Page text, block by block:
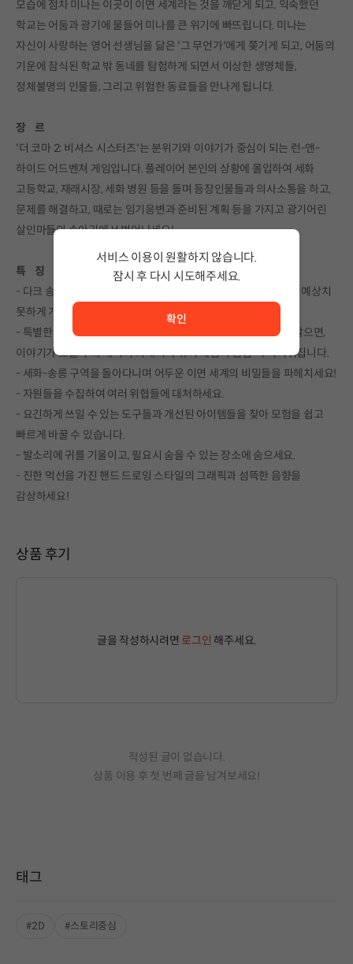
모습에 점차 미나는 이곳이 이면 세계라는 것을 깨닫게 되고, 익숙했던
학교는 어둠과 광기에 물들어 미나를 큰 위기에 빠뜨립니다. 미나는
자신이 사랑하는 영어 선생님을 닮은 '그 무언가'에게 쫒기게 되고, 어둠의
기운에 잠식된 학교 밖 동네를 탐험하게 되면서 이상한 생명체들,
정체불명의 인물들, 그리고 위험한 동료들을 만나게 됩니다.
장 르
'더 코마 2: 비셔스 시스터즈'는 분위기와 이야기가 중심이 되는 런-앤-
하이드 어드벤쳐 게임입니다. 플레이어 본인의 상황에 몰입하여 세화
고등학교, 재래시장, 세화 병원 등을 돌며 등장인물들과 의사소통을 하고,
문제를 해결하고, 때로는 임기응변과 준비된 계획 등을 가지고 광기어린
살인마들의 손아귀에서 벗어나세요!
특 징
- 다크 송(= 더 킬러)의 집요한 추격이 더 견고해지고, 추적이 더욱 예상치
못하게 개선되었습니다.
- 특별한 아이템을 모아 치명상을 피할 수 있는 방법을 강구하지 않으면,
이야기가 흐를 수록 체력의 최대치가 깎여 게임이 점점 더 어려워집니다.
- 세화-송릉 구역을 돌아다니며 어두운 이면 세계의 비밀들을 파헤치세요!
- 자원들을 수집하여 여러 위협들에 대처하세요.
- 요긴하게 쓰일 수 있는 도구들과 개선된 아이템들을 찾아 모험을 쉽고
빠르게 바꿀 수 있습니다.
- 발소리에 귀를 기울이고, 필요시 숨을 수 있는 장소에 숨으세요.
- 진한 먹선을 가진 핸드 드로잉 스타일의 그래픽과 섬뜩한 음향을
감상하세요!
상품 후기
글을 작성하시려면 로그인 해주세요.
작성된 글이 없습니다.
상품 이용 후 첫 번째 글을 남겨보세요!
태그
#2D #스토리중심
서비스 이용이 원활하지 않습니다.
잠시 후 다시 시도해주세요.
서비스 이용이 원활하지 않습니다. <br/> 잠시 후 다시 시도
확인